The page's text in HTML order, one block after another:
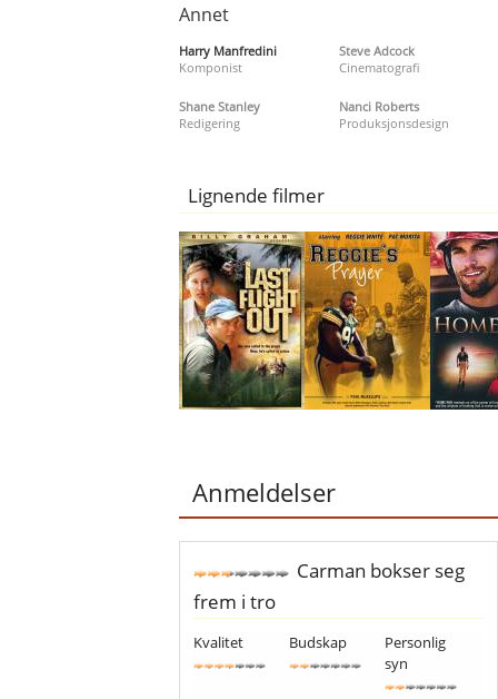
Annet
Harry Manfredini
Komponist
Steve Adcock
Cinematografi
Shane Stanley
Redigering
Nanci Roberts
Produksjonsdesign
Lignende filmer
Anmeldelser
Carman bokser seg
frem i tro
Kvalitet Budskap
Personlig
syn